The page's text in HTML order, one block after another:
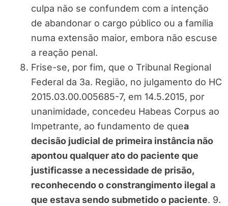
culpa não se confundem com a intenção
de abandonar o cargo público ou a família
numa extensão maior, embora não escuse
a reação penal.
Frise-se, por fim, que o Tribunal Regional
Federal da 3a. Região, no julgamento do HC
2015.03.00.005685-7, em 14.5.2015, por
unanimidade, concedeu Habeas Corpus ao
Impetrante, ao fundamento de quea
decisão judicial de primeira instância não
apontou qualquer ato do paciente que
justificasse a necessidade de prisão,
reconhecendo o constrangimento ilegal a
que estava sendo submetido o paciente. 9.